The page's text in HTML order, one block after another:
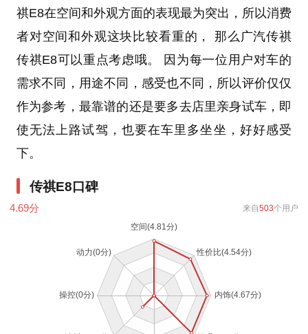
祺E8在空间和外观方面的表现最为突出，所以消费
者对空间和外观这块比较看重的， 那么广汽传祺
传祺E8可以重点考虑哦。 因为每一位用户对车的
需求不同，用途不同，感受也不同，所以评价仅仅
作为参考，最靠谱的还是要多去店里亲身试车，即
使无法上路试驾，也要在车里多坐坐，好好感受
下。
传祺E8口碑
4.69分 来自503个用户